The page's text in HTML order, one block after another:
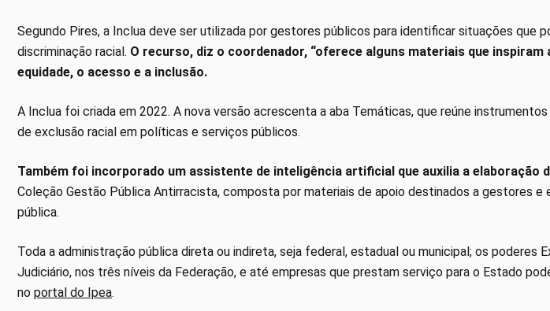
Segundo Pires, a Inclua deve ser utilizada por gestores públicos para identificar situações que
discriminação racial. O recurso, diz o coordenador, “oferece alguns materiais que
equidade, o acesso e a inclusão.
A Inclua foi criada em 2022. A nova versão acrescenta a aba Temáticas, que reúne
de exclusão racial em políticas e serviços públicos.
Também foi incorporado um assistente de inteligência artificial que auxilia a elaboração
Coleção Gestão Pública Antirracista, composta por materiais de apoio destinados a gestores e
pública.
Toda a administração pública direta ou indireta, seja federal, estadual ou municipal; os poderes
Judiciário, nos três níveis da Federação, e até empresas que prestam serviço para o Estado
no portal do Ipea.